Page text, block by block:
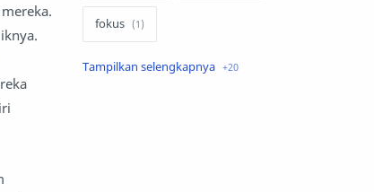
fokus
hukum internasional